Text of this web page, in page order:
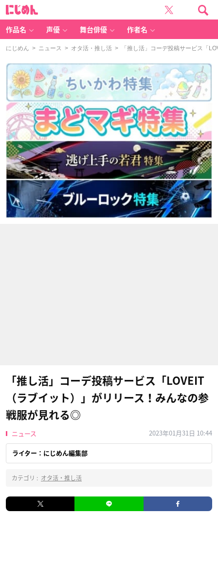
作品名 声優 舞台俳優 作者名
にじめん > ニュース > オタ活・推し活 > 「推し活」コーデ投稿サービス「
「推し活」コーデ投稿サービス「LOVEIT
（ラブイット）」がリリース！みんなの参
戦服が見れる◎
ニュース 2023年01月31日 10:44
ライター：にじめん編集部
カテゴリ : オタ活・推し活